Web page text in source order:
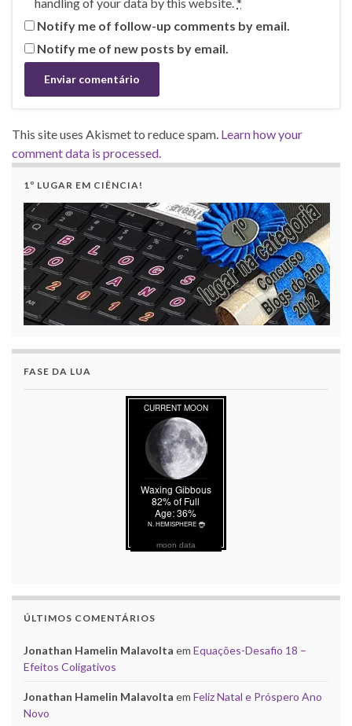
Notify me of follow-up comments by email.
Notify me of new posts by email.
This site uses Akismet to reduce spam. Learn how your
comment data is processed.
1º LUGAR EM CIÊNCIA!
FASE DA LUA
moon data
ÚLTIMOS COMENTÁRIOS
Jonathan Hamelin Malavolta em Equações-Desafio 18 –
Efeitos Coligativos
Jonathan Hamelin Malavolta em Feliz Natal e Próspero Ano
Novo